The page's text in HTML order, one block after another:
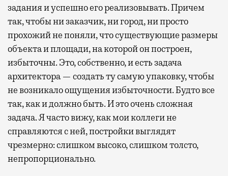
задания и успешно его реализовывать. Причем
так, чтобы ни заказчик, ни город, ни просто
прохожий не поняли, что существующие размеры
объекта и площади, на которой он построен,
избыточны. Это, собственно, и есть задача
архитектора — создать ту самую упаковку, чтобы
не возникало ощущения избыточности. Будто все
так, как и должно быть. И это очень сложная
задача. Я часто вижу, как мои коллеги не
справляются с ней, постройки выглядят
чрезмерно: слишком высоко, слишком толсто,
непропорционально.